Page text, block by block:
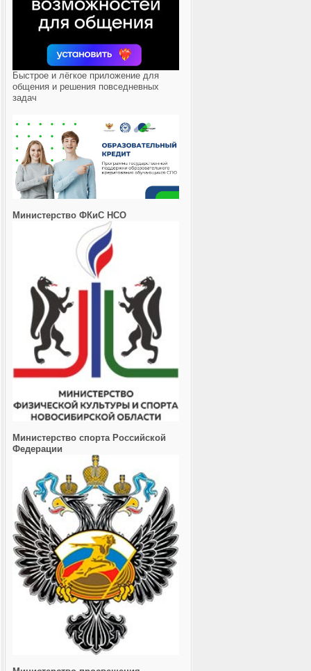
Быстрое и лёгкое приложение для
общения и решения повседневных
задач
Министерство ФКиС НСО
Министерство спорта Российской
Федерации